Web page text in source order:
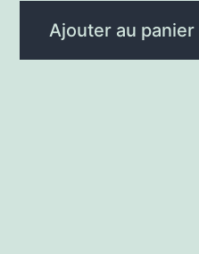
Ajouter au panier